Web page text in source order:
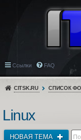
Ссылки FAQ
CITSK.RU СПИСОК
Linux
НОВАЯ ТЕМА